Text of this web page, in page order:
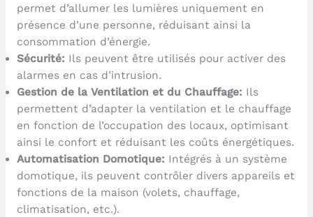
permet d’allumer les lumières uniquement en
présence d’une personne, réduisant ainsi la
consommation d’énergie.
Sécurité: Ils peuvent être utilisés pour activer des
alarmes en cas d’intrusion.
Gestion de la Ventilation et du Chauffage: Ils
permettent d’adapter la ventilation et le chauffage
en fonction de l’occupation des locaux, optimisant
ainsi le confort et réduisant les coûts énergétiques.
Automatisation Domotique: Intégrés à un système
domotique, ils peuvent contrôler divers appareils et
fonctions de la maison (volets, chauffage,
climatisation, etc.).